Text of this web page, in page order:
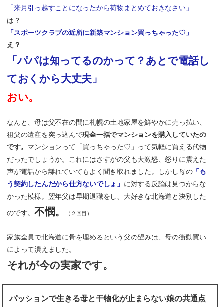
「来月引っ越すことになったから荷物まとめておきなさい」
は？
「スポーツクラブの近所に新築マンション買っちゃった♡」
え？
「パパは知ってるのかって？あとで電話し
ておくから大丈夫」
おい。
なんと、母は父不在の間に札幌の土地家屋を鮮やかに売っ払い、
祖父の遺産を突っ込んで現金一括でマンションを購入していたの
です。 マンションって「買っちゃった♡」って気軽に買える代物
だったでしょうか。これにはさすがの父も大激怒、怒りに震えた
声が電話から離れていてもよく聞き取れました。しかし母の 「も
う契約したんだから仕方ないでしょ」 に対する反論は見つからな
かった模様。翌年父は早期退職をし、大好きな北海道と決別した
のです。不憫。 （２回目）
家族全員で北海道に骨を埋めるという父の望みは、母の衝動買い
によって潰えました。
それが今の実家です。
パッションで生きる母と干物化が止まらない娘の共通点